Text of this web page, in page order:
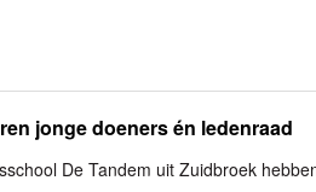
jonge doeners én ledenraad
De Tandem uit Zuidbroek